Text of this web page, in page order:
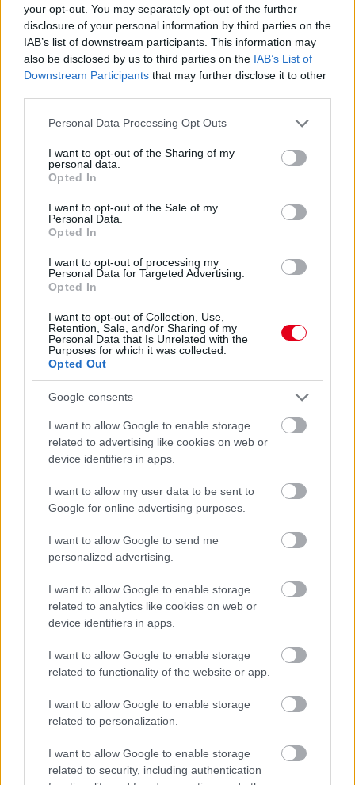
your opt-out. You may separately opt-out of the further
disclosure of your personal information by third parties on the
IAB’s list of downstream participants. This information may
also be disclosed by us to third parties on the IAB’s List of
Downstream Participants that may further disclose it to other
Please note that this website/app uses one or more Google
not limited to your visit or usage behaviour. You may click to
grant or deny consent to Google and its third-party tags to
use your data for below specified purposes in below Google
consent section.
Personal Data Processing Opt Outs
I want to opt-out of the Sharing of my
personal data.
Opted In
I want to opt-out of the Sale of my
Personal Data.
Opted In
I want to opt-out of processing my
Personal Data for Targeted Advertising.
Opted In
I want to opt-out of Collection, Use,
Retention, Sale, and/or Sharing of my
Personal Data that Is Unrelated with the
Purposes for which it was collected.
Opted Out
Google consents
I want to allow Google to enable storage
related to advertising like cookies on web or
device identifiers in apps.
I want to allow my user data to be sent to
Google for online advertising purposes.
I want to allow Google to send me
personalized advertising.
I want to allow Google to enable storage
related to analytics like cookies on web or
device identifiers in apps.
I want to allow Google to enable storage
related to functionality of the website or app.
I want to allow Google to enable storage
related to personalization.
I want to allow Google to enable storage
related to security, including authentication
Hasonlóra utalhattak Newey szavai is, amikor arról kérdezték
még a Magyar Nagydíj sajtótájékoztatóján, hogy mennyire
fontos számukra, hogy megtartsák Alonsót, és szerintük
sikerülni fog-e ez az istálló gyenge szereplése fényében is:
„Fernando nyilvánvalóan egy lenyűgöző versenyző. Óriási
értéket jelent a csapatnak, mind a visszajelzéseivel, mind a
képességeivel. Úgyhogy természetesen fontos számunkra.
Meglehetősen biztos vagyok benne, hogy Fernando élvezi a
velünk töltött idejét, és hogy folytatni fogjuk a kapcsolatunkat”
– fogalmazott a csapatfőnök és technikai szakvezető.
Balogh Tamás
Lassuló fejlesztési ütemre számít a Red Bull
Mivel egy új F1-es szabályrendszer első idényéről van szó,
várható volt, hogy kiélezett lesz a fejlesztési háború a csapatok
csomagot az istállók többségénél, ezek pedig rendszerint
valóban előrelépést is jelentettek (talán a Haas és a Williams
jelentik a kivételt). A Red Bullnál is működött például a
Miamiban és a Spielbergben bevetett csomag, ám Laurent
Mekies csapatfőnök szerint az évad hátralévő részében már
lassulni fog a fejlesztési ütemük, részben azért, mert a
költségeket meg kell osztani a 2027-es autó munkálatai között
„Nem tudom, a többiekkel mi a helyzet, de az biztos, hogy egy
a jövő év között. Arra számítok, hogy ez hamarabb meg fog
történni, mint tavaly. Szóval főleg a szabályzat fényében